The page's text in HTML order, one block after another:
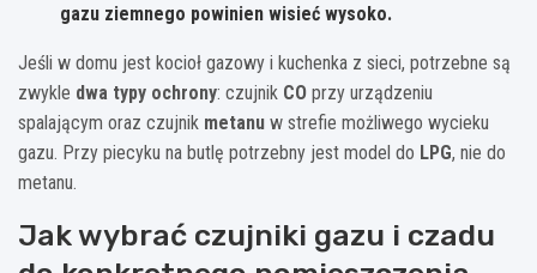
gazu ziemnego powinien wisieć wysoko.
Jeśli w domu jest kocioł gazowy i kuchenka z sieci, potrzebne są
zwykle dwa typy ochrony: czujnik CO przy urządzeniu
spalającym oraz czujnik metanu w strefie możliwego wycieku
gazu. Przy piecyku na butlę potrzebny jest model do LPG, nie do
metanu.
Jak wybrać czujniki gazu i czadu